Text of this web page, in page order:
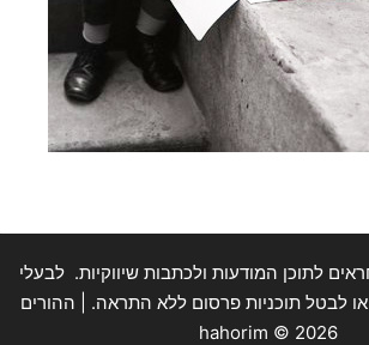
לתוכן המודעות ולכתבות שיווקיות. לבעלי
לבטל תוכניות פרסום ללא התראה. | ההורים
hahorim © 2026